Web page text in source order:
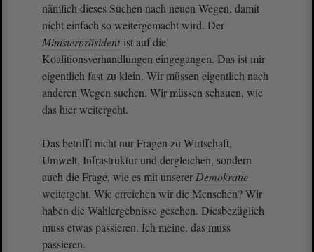
nämlich dieses Suchen nach neuen Wegen, damit
nicht einfach so weitergemacht wird. Der
Ministerpräsident ist auf die
Koalitionsverhandlungen eingegangen. Das ist mir
eigentlich fast zu klein. Wir müssen eigentlich nach
anderen Wegen suchen. Wir müssen schauen, wie
das hier weitergeht.
Das betrifft nicht nur Fragen zu Wirtschaft,
Umwelt, Infrastruktur und dergleichen, sondern
auch die Frage, wie es mit unserer Demokratie
weitergeht. Wie erreichen wir die Menschen? Wir
haben die Wahlergebnisse gesehen. Diesbezüglich
muss etwas passieren. Ich meine, das muss
passieren.